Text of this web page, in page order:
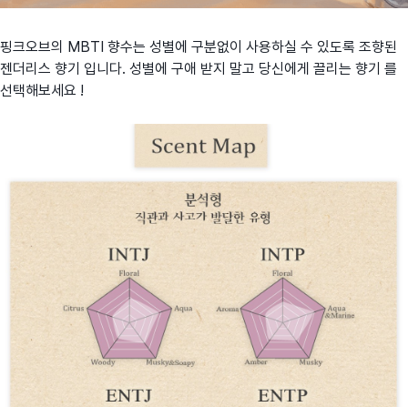
핑크오브의 MBTI 향수는 성별에 구분없이 사용하실 수 있도록 조향된
젠더리스 향기 입니다. 성별에 구애 받지 말고 당신에게 끌리는 향기 를
선택해보세요 !